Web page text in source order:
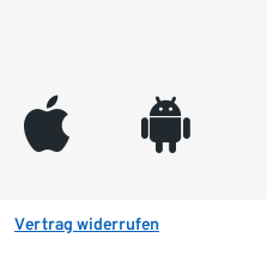
appleinc android
Vertrag widerrufen